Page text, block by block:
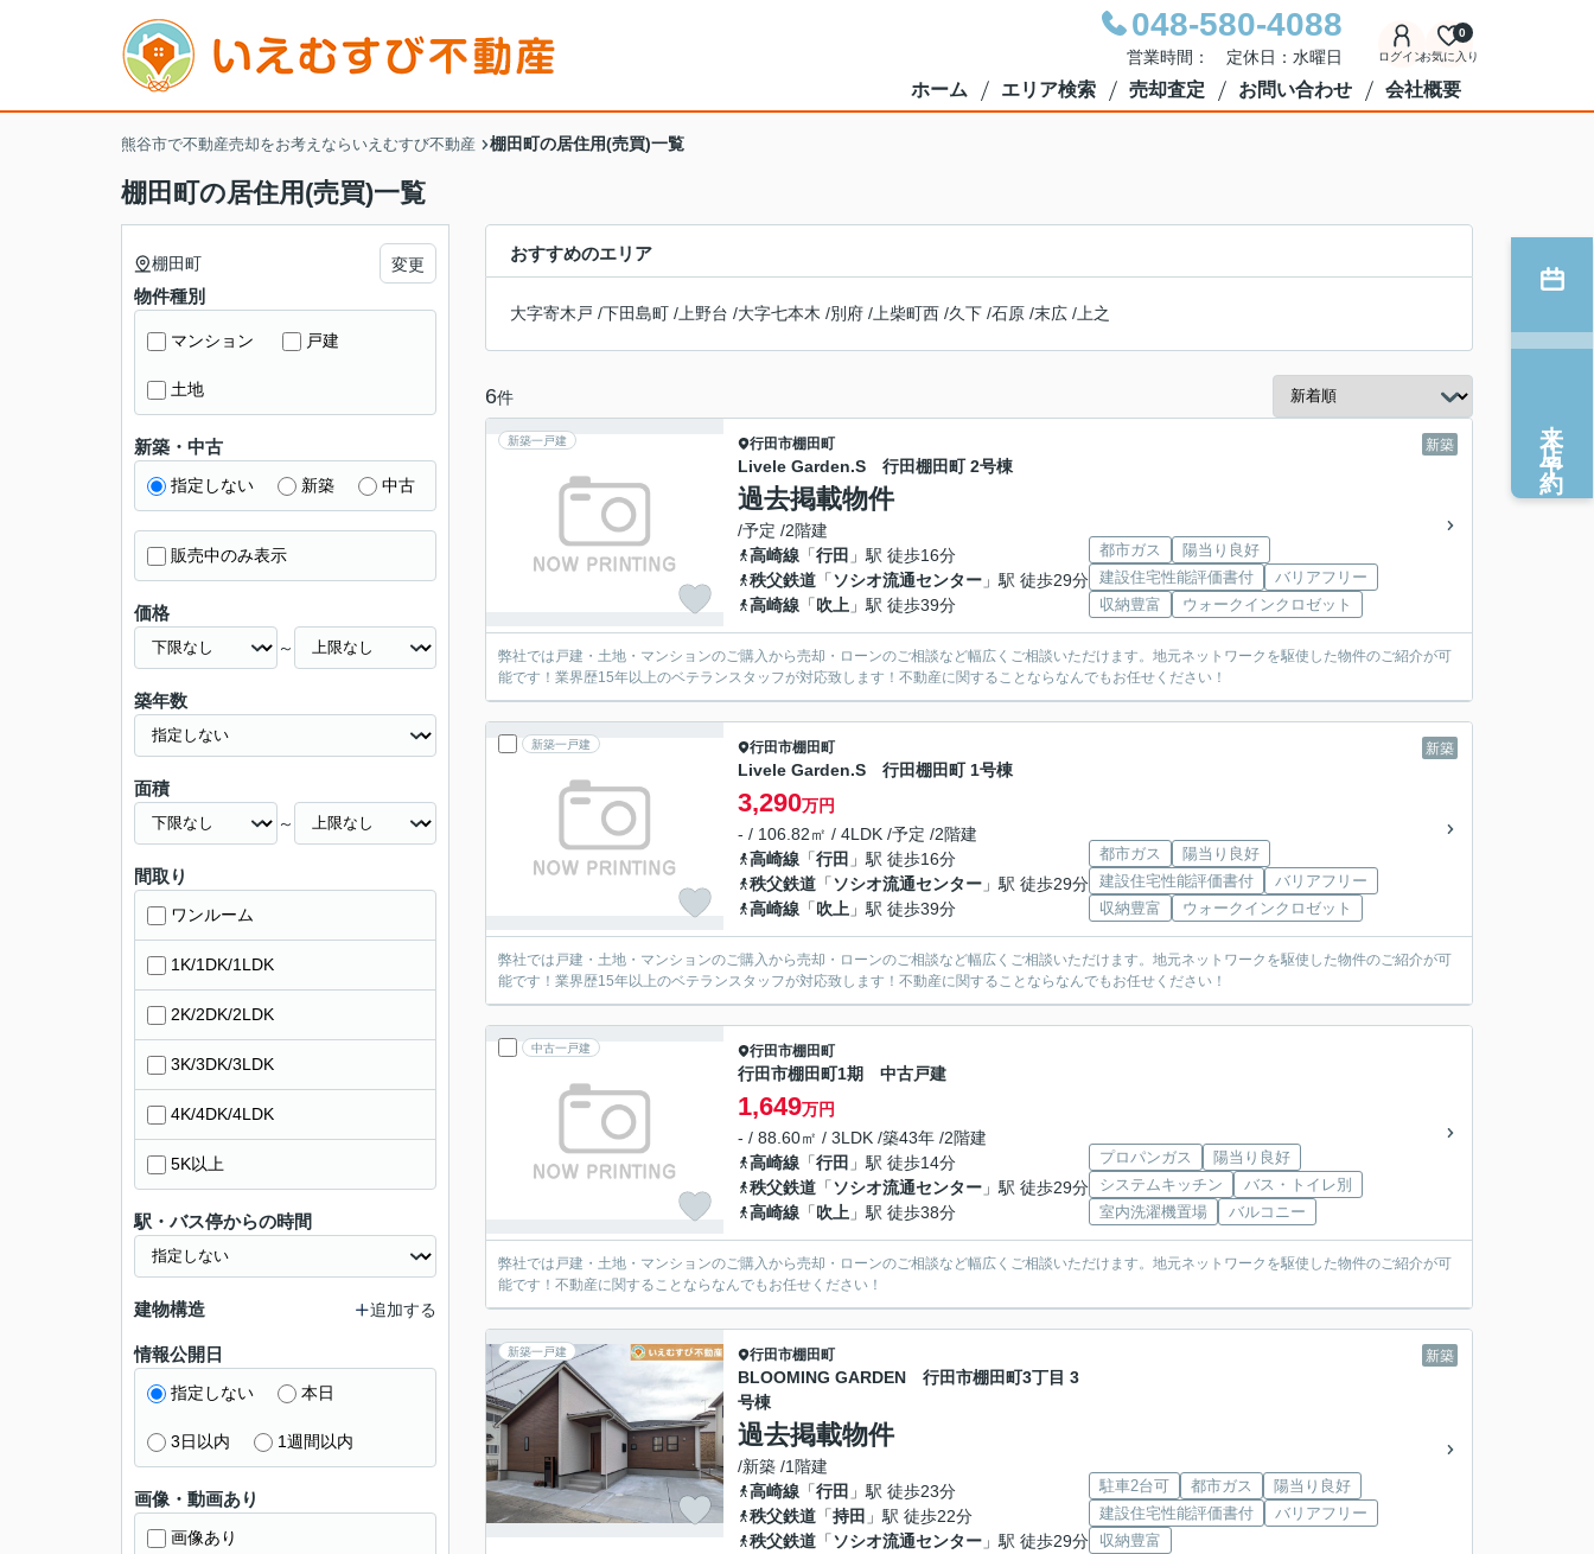
048-580-4088
営業時間： 定休日：水曜日 ログインお気に入り
0
ホーム エリア検索 売却査定 お問い合わせ 会社概要
熊谷市で不動産売却をお考えならいえむすび不動産 棚田町の居住用(売買)一覧
棚田町の居住用(売買)一覧
おすすめのエリア
大字寄木戸 /下田島町 / 上野台 /大字七本木 /別府 / 上柴町西 /久下 /石原 /末広 / 上之
6件
新築一戸建 新築
行田市棚田町
Livele Garden.S 行田棚田町 2号棟
過去掲載物件
/予定 /2階建
高崎線 「行田 」駅 徒歩16分
秩父鉄道 「 ソシオ流通センター 」駅 徒歩29分
高崎線 「吹上 」駅 徒歩39分
都市ガス
陽当り良好
建設住宅性能評価書付
バリアフリー
収納豊富
ウォークインクロゼット
弊社では戸建・土地・マンションのご購入から売却・ローンのご相談など幅広くご相談いただけます。地元ネットワークを駆使した物件のご紹介が可
能です！業界歴15年以上のベテランスタッフが対応致します！不動産に関することならなんでもお任せください！
新築一戸建 新築
行田市棚田町
Livele Garden.S 行田棚田町 1号棟
3,290万円
- / 106.82㎡ / 4LDK /予定 /2階建
高崎線 「行田 」駅 徒歩16分
秩父鉄道 「 ソシオ流通センター 」駅 徒歩29分
高崎線 「吹上 」駅 徒歩39分
都市ガス
陽当り良好
建設住宅性能評価書付
バリアフリー
収納豊富
ウォークインクロゼット
弊社では戸建・土地・マンションのご購入から売却・ローンのご相談など幅広くご相談いただけます。地元ネットワークを駆使した物件のご紹介が可
能です！業界歴15年以上のベテランスタッフが対応致します！不動産に関することならなんでもお任せください！
中古一戸建 行田市棚田町
行田市棚田町1期 中古戸建
1,649万円
- / 88.60㎡ / 3LDK /築43年 /2階建
高崎線 「行田 」駅 徒歩14分
秩父鉄道 「 ソシオ流通センター 」駅 徒歩29分
高崎線 「吹上 」駅 徒歩38分
プロパンガス
陽当り良好
システムキッチン
バス・トイレ別
室内洗濯機置場
バルコニー
弊社では戸建・土地・マンションのご購入から売却・ローンのご相談など幅広くご相談いただけます。地元ネットワークを駆使した物件のご紹介が可
能です！不動産に関することならなんでもお任せください！
新築一戸建 新築
行田市棚田町
BLOOMING GARDEN 行田市棚田町3丁目 3
号棟
過去掲載物件
/新築 /1階建
高崎線 「行田 」駅 徒歩23分
秩父鉄道 「持田 」駅 徒歩22分
秩父鉄道 「 ソシオ流通センター 」駅 徒歩29分
駐車2台可 都市ガス
陽当り良好
建設住宅性能評価書付
バリアフリー
収納豊富
棚田町 変更
物件種別
マンション 戸建
土地
新築・中古
指定しない 新築 中古
販売中のみ表示
価格
～
築年数
面積
～
間取り
ワンルーム
1K/1DK/1LDK
2K/2DK/2LDK
3K/3DK/3LDK
4K/4DK/4LDK
5K以上
駅・バス停からの時間
建物構造 追加する
情報公開日
指定しない 本日
3日以内 1週間以内
画像・動画あり
画像あり
来店予約